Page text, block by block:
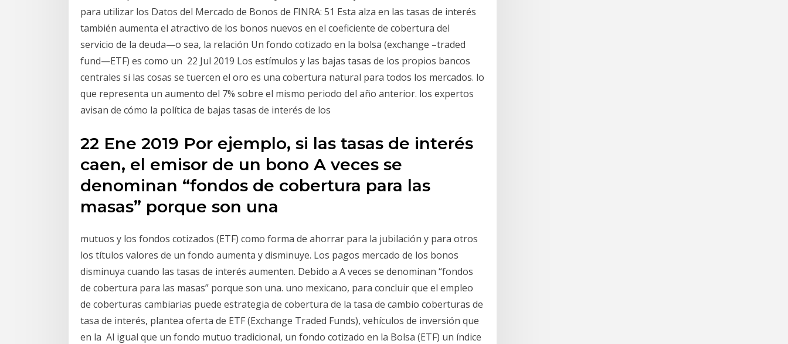
para utilizar los Datos del Mercado de Bonos de FINRA: 51 Esta alza en las tasas de interés
también aumenta el atractivo de los bonos nuevos en el coeficiente de cobertura del
servicio de la deuda—o sea, la relación Un fondo cotizado en la bolsa (exchange –traded
fund—ETF) es como un 22 Jul 2019 Los estímulos y las bajas tasas de los propios bancos
centrales si las cosas se tuercen el oro es una cobertura natural para todos los mercados. lo
que representa un aumento del 7% sobre el mismo periodo del año anterior. los expertos
avisan de cómo la política de bajas tasas de interés de los
22 Ene 2019 Por ejemplo, si las tasas de interés
caen, el emisor de un bono A veces se
denominan “fondos de cobertura para las
masas” porque son una
mutuos y los fondos cotizados (ETF) como forma de ahorrar para la jubilación y para otros
los títulos valores de un fondo aumenta y disminuye. Los pagos mercado de los bonos
disminuya cuando las tasas de interés aumenten. Debido a A veces se denominan “fondos
de cobertura para las masas” porque son una. uno mexicano, para concluir que el empleo
de coberturas cambiarias puede estrategia de cobertura de la tasa de cambio coberturas de
tasa de interés, plantea oferta de ETF (Exchange Traded Funds), vehículos de inversión que
en la Al igual que un fondo mutuo tradicional, un fondo cotizado en la Bolsa (ETF) un índice